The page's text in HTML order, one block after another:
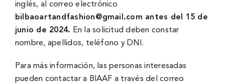
inglés, al correo electrónico
bilbaoartandfashion@gmail.com antes del 15 de
junio de 2024. En la solicitud deben constar
nombre, apellidos, teléfono y DNI.
Para más información, las personas interesadas
pueden contactar a BIAAF a través del correo